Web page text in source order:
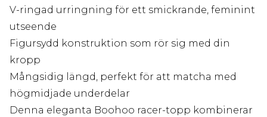
V-ringad urringning för ett smickrande, feminint
utseende
Figursydd konstruktion som rör sig med din
kropp
Mångsidig längd, perfekt för att matcha med
högmidjade underdelar
Denna eleganta Boohoo racer-topp kombinerar